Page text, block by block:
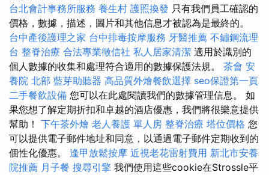
台北會計事務所服務 養生村 護照換發 只有我們員工確認的
價格，數據，描述，圖片和其他信息才被認為是最終的。
台中產後護理之家 台中排毒按摩服務 牙醫推薦 不鏽鋼流理
台 整脊治療 合法專業徵信社 私人居家清潔 適用於識別的
個人數據的收集和處理符合適用的數據保護法規。 茶會 安
養院 北部 藍芽助聽器 高品質外燴餐飲選擇 seo保證第一頁
二手餐飲設備 您可以在此處閱讀我們的數據管理信息。 如
果您想了解定期折扣和卓越的酒店優惠，我們將很樂意提供
幫助！ 下午茶外燴 老人養護 單人房 整脊治療 塔位價格 您
可以提供電子郵件地址和同意，以通過電子郵件定期收到的
個性化優惠。 逢甲放鬆按摩 近視老花雷射費用 新北市安養
院推薦 月子餐 搜尋引擎 我們使用這些cookie在Strossle平